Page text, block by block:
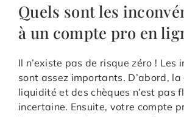
Quels sont les
à un compte pro en
Il n’existe pas de risque zéro ! Les
sont assez importants. D’abord,
liquidité et des chèques n’est pas
incertaine. Ensuite, votre compte